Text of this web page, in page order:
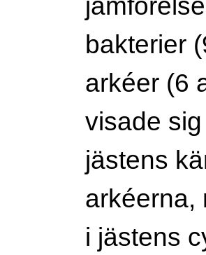
bakterier
arkéer (6
visade
jästens
arkéerna,
i jästens